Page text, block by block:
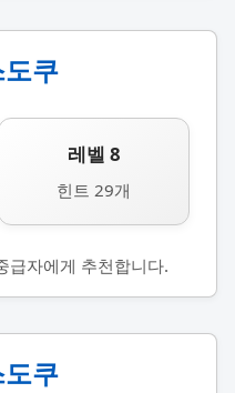
쿠
레벨 8
힌트 29개
급자에게 추천합니다.
쿠